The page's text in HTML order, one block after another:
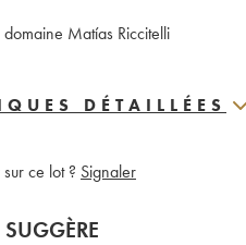
Matías Riccitelli
DÉTAILLÉES
ce lot ? Signaler